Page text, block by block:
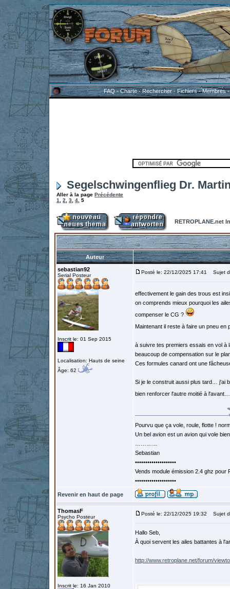
FAQ-Charte-Rechercher-Fichiers-Membres
Segelschwingenflieg Dr.
Aller à la page Précédente
1
2 3 4 5
RETROPLANE.net
Auteur
sebastian92
Serial Posteur
Inscrit le: 01 Sep 2015
Localisation: Hauts de seine
Âge: 62
Posté le: 22/12/2025 17:41 Sujet
effectivement le gain des trous est
on comprends mieux pourquoi les
compenser le CG ?
Maintenant il reste à faire un pneu en
à suivre tes premiers essais en vol à
beaucoup de compensation sur le
Ces formules canard ont une
Si je le construit aussi plus tard… j'ai
bien renforcer l'autre moitié à
Pourvu que ça vole, roule, flotte !
Un bel avion est un avion qui vole
Sebastian
••••••••••••••••••••
Vends module émission 2.4 ghz
••••••••••••••••••••
Revenir en haut de page
ThomasF
Psycho Posteur
Inscrit le: 16 Jan 2010
Posté le: 22/12/2025 19:32 Sujet
Hallo Seb,
À quoi servent les ailes battantes à
http://www.retroplane.net/forum/